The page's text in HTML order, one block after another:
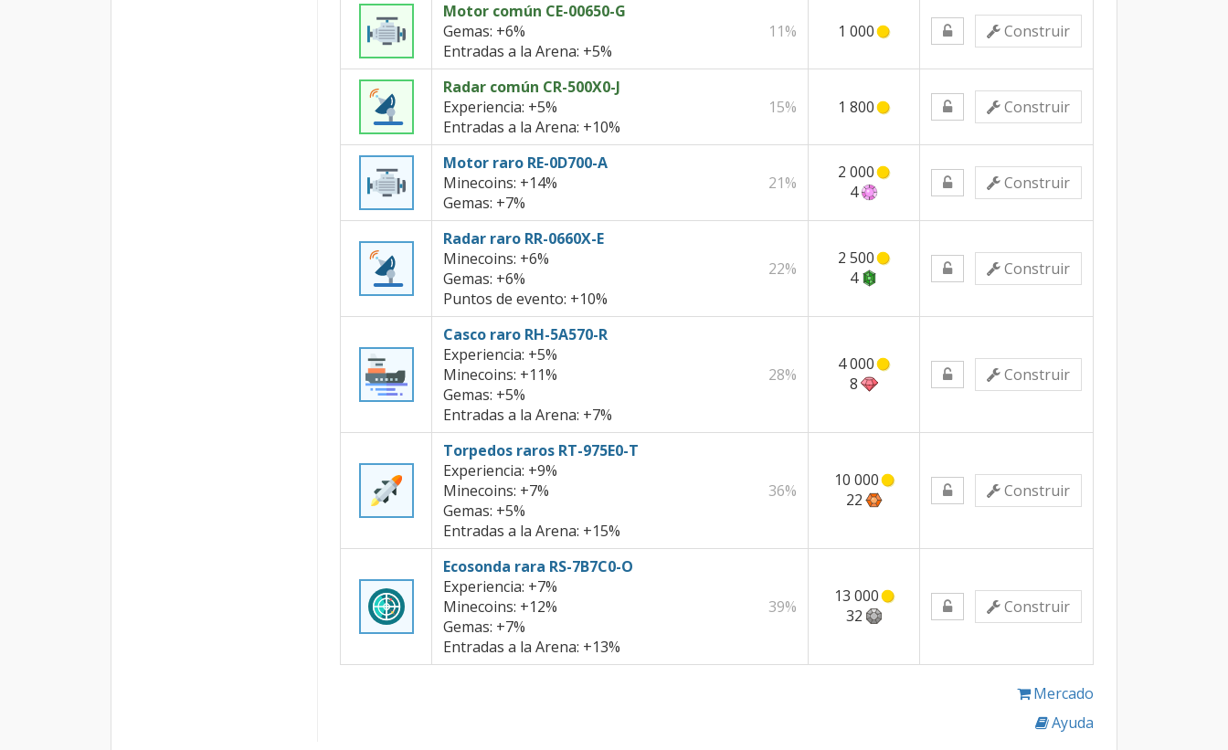
Motor común CE-00650-G
Gemas: +6%
Entradas a la Arena: +5%
11% 1 000 Construir
Radar común CR-500X0-J
Experiencia: +5%
Entradas a la Arena: +10%
15% 1 800 Construir
Motor raro RE-0D700-A
Minecoins: +14%
Gemas: +7%
21%
2 000
4
Construir
Radar raro RR-0660X-E
Minecoins: +6%
Gemas: +6%
Puntos de evento: +10%
22%
2 500
4
Construir
Casco raro RH-5A570-R
Experiencia: +5%
Minecoins: +11%
Gemas: +5%
Entradas a la Arena: +7%
28%
4 000
8
Construir
Torpedos raros RT-975E0-T
Experiencia: +9%
Minecoins: +7%
Gemas: +5%
Entradas a la Arena: +15%
36%
10 000
22
Construir
Ecosonda rara RS-7B7C0-O
Experiencia: +7%
Minecoins: +12%
Gemas: +7%
Entradas a la Arena: +13%
39%
13 000
32
Construir
Mercado
Ayuda